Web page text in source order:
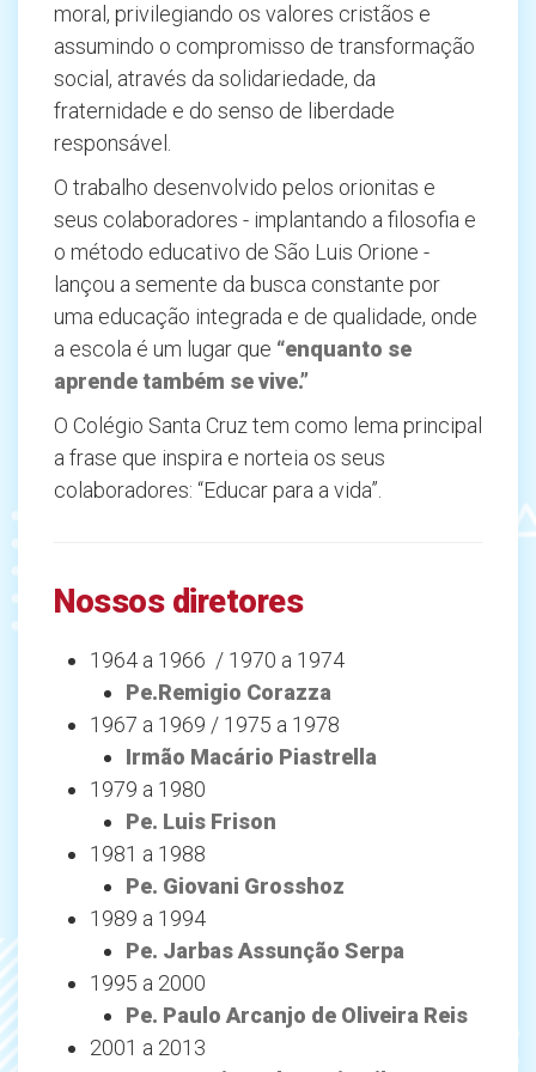
moral, privilegiando os valores cristãos e
assumindo o compromisso de transformação
social, através da solidariedade, da
fraternidade e do senso de liberdade
responsável.
O trabalho desenvolvido pelos orionitas e
seus colaboradores - implantando a filosofia e
o método educativo de São Luis Orione -
lançou a semente da busca constante por
uma educação integrada e de qualidade, onde
a escola é um lugar que “enquanto se
aprende também se vive.”
O Colégio Santa Cruz tem como lema principal
a frase que inspira e norteia os seus
colaboradores: “Educar para a vida”.
Nossos diretores
1964 a 1966 / 1970 a 1974
Pe.Remigio Corazza
1967 a 1969 / 1975 a 1978
Irmão Macário Piastrella
1979 a 1980
Pe. Luis Frison
1981 a 1988
Pe. Giovani Grosshoz
1989 a 1994
Pe. Jarbas Assunção Serpa
1995 a 2000
Pe. Paulo Arcanjo de Oliveira Reis
2001 a 2013